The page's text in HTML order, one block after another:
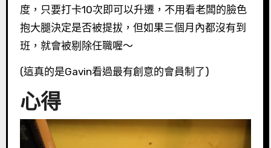
度，只要打卡10次即可以升遷，不用看老闆的臉色
抱大腿決定是否被提拔，但如果三個月內都沒有到
班，就會被剔除任職喔～
(這真的是Gavin看過最有創意的會員制了)
心得